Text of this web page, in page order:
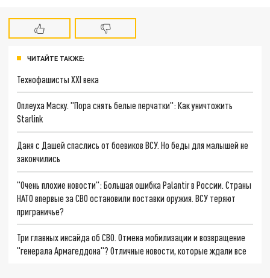
ЧИТАЙТЕ ТАКЖЕ:
Технофашисты XXI века
Оплеуха Маску. "Пора снять белые перчатки": Как уничтожить
Starlink
Даня с Дашей спаслись от боевиков ВСУ. Но беды для малышей не
закончились
"Очень плохие новости": Большая ошибка Palantir в России. Страны
НАТО впервые за СВО остановили поставки оружия. ВСУ теряют
приграничье?
Три главных инсайда об СВО. Отмена мобилизации и возвращение
"генерала Армагеддона"? Отличные новости, которые ждали все